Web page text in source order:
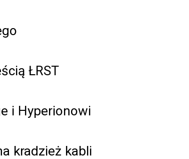
ŁRST
i Hyperionowi
kradzież kabli